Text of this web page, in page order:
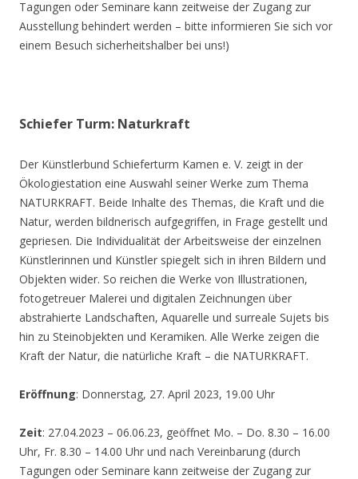
Tagungen oder Seminare kann zeitweise der Zugang zur
Ausstellung behindert werden – bitte informieren Sie sich vor
einem Besuch sicherheitshalber bei uns!)
Schiefer Turm: Naturkraft
Der Künstlerbund Schieferturm Kamen e. V. zeigt in der
Ökologiestation eine Auswahl seiner Werke zum Thema
NATURKRAFT. Beide Inhalte des Themas, die Kraft und die
Natur, werden bildnerisch aufgegriffen, in Frage gestellt und
gepriesen. Die Individualität der Arbeitsweise der einzelnen
Künstlerinnen und Künstler spiegelt sich in ihren Bildern und
Objekten wider. So reichen die Werke von Illustrationen,
fotogetreuer Malerei und digitalen Zeichnungen über
abstrahierte Landschaften, Aquarelle und surreale Sujets bis
hin zu Steinobjekten und Keramiken. Alle Werke zeigen die
Kraft der Natur, die natürliche Kraft – die NATURKRAFT.
Eröffnung: Donnerstag, 27. April 2023, 19.00 Uhr
Zeit: 27.04.2023 – 06.06.23, geöffnet Mo. – Do. 8.30 – 16.00
Uhr, Fr. 8.30 – 14.00 Uhr und nach Vereinbarung (durch
Tagungen oder Seminare kann zeitweise der Zugang zur